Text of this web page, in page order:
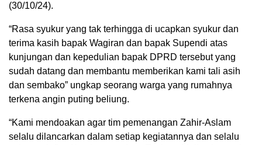
(30/10/24).
“Rasa syukur yang tak terhingga di ucapkan syukur dan
terima kasih bapak Wagiran dan bapak Supendi atas
kunjungan dan kepedulian bapak DPRD tersebut yang
sudah datang dan membantu memberikan kami tali asih
dan sembako” ungkap seorang warga yang rumahnya
terkena angin puting beliung.
“Kami mendoakan agar tim pemenangan Zahir-Aslam
selalu dilancarkan dalam setiap kegiatannya dan selalu